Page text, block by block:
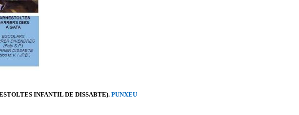
INFANTIL DE DISSABTE). PUNXEU